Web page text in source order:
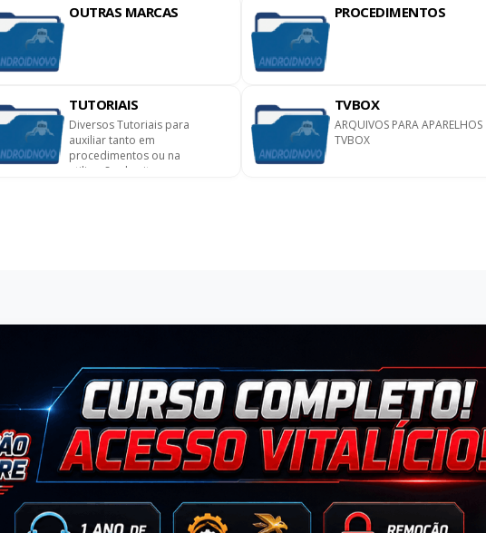
OUTRAS MARCAS PROCEDIMENTOS
TUTORIAIS
Diversos Tutoriais para
auxiliar tanto em
procedimentos ou na
utilização do site.
TVBOX
ARQUIVOS PARA APARELHOS
TVBOX